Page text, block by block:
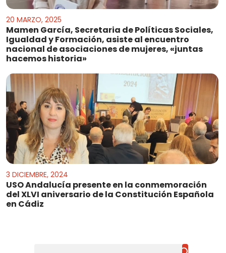
20 MARZO, 2025
Mamen García, Secretaria de Políticas Sociales,
Igualdad y Formación, asiste al encuentro
nacional de asociaciones de mujeres, «juntas
hacemos historia»
3 DICIEMBRE, 2024
USO Andalucía presente en la conmemoración
del XLVI aniversario de la Constitución Española
en Cádiz